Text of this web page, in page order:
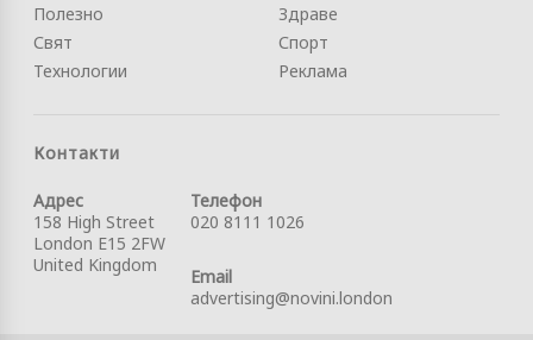
Полезно
Свят
Технологии
Здраве
Спорт
Реклама
Контакти
Адрес
158 High Street
London E15 2FW
United Kingdom
Телефон
020 8111 1026
Email
advertising@novini.london